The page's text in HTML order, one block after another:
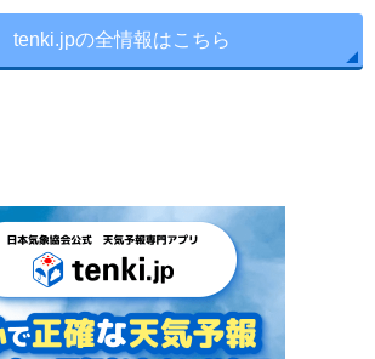
tenki.jpの全情報はこちら